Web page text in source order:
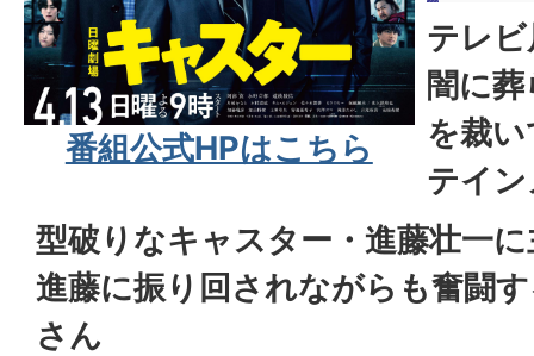
番組公式HPはこちら
テレ
闇に
を裁
テイ
型破りなキャスター・進藤壮一
進藤に振り回されながらも奮闘
さん